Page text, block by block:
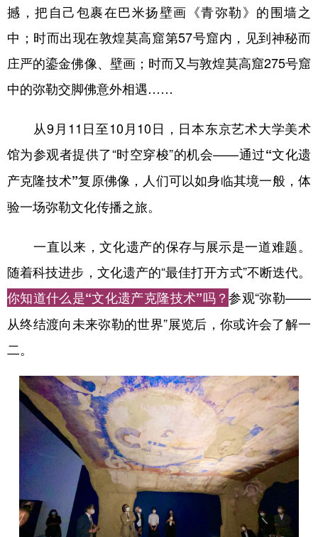
法律 中央文件 金融 汽车
食品 人居 信息化 数字经济
彩票 娱乐 时尚 悦读
地方频道
北京 天津 河北 山西
山东 河南 湖北 湖南
广东 广西 海南 重庆
四川 贵州 西藏
陕西 甘肃 青海 宁夏
内蒙古 黑龙江
撼，把自己包裹在巴米扬壁画《青弥勒》的围墙之
中；时而出现在敦煌莫高窟第57号窟内，见到神秘而
庄严的鎏金佛像、壁画；时而又与敦煌莫高窟275号窟
中的弥勒交脚佛意外相遇……
从9月11日至10月10日，日本东京艺术大学美术
馆为参观者提供了“时空穿梭”的机会——通过“文化遗
产克隆技术”复原佛像，人们可以如身临其境一般，体
验一场弥勒文化传播之旅。
一直以来，文化遗产的保存与展示是一道难题。
随着科技进步，文化遗产的“最佳打开方式”不断迭代。
你知道什么是“文化遗产克隆技术”吗？参观“弥勒——
从终结渡向未来弥勒的世界”展览后，你或许会了解一
二。